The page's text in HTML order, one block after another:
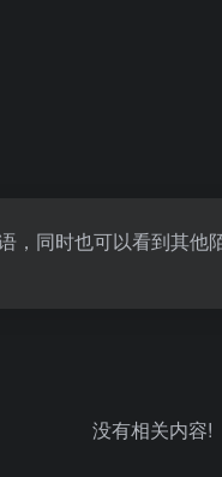
，同时也可以看到其他
没有相关内容!